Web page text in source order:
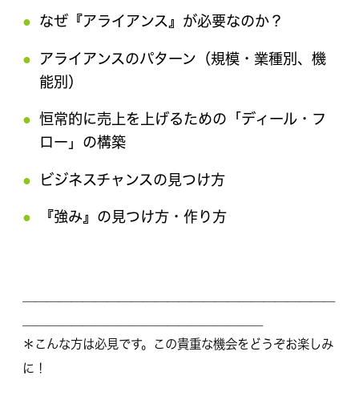
なぜ『アライアンス』が必要なのか？
アライアンスのパターン（規模・業種別、機
能別）
恒常的に売上を上げるための「ディール・フ
ロー」の構築
ビジネスチャンスの見つけ方
『強み』の見つけ方・作り方
＊こんな方は必見です。この貴重な機会をどうぞお楽しみ
に！